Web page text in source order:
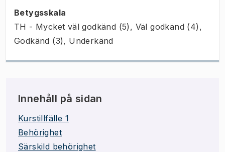
Betygsskala
TH - Mycket väl godkänd (5), Väl godkänd (4),
Godkänd (3), Underkänd
Innehåll på sidan
Kurstillfälle 1
Behörighet
Särskild behörighet